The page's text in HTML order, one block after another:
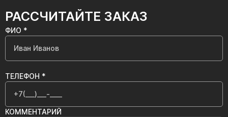
РАССЧИТАЙТЕ ЗАКАЗ
ФИО *
ТЕЛЕФОН *
КОММЕНТАРИЙ